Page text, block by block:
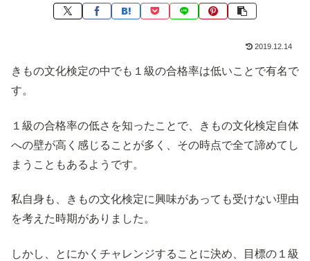
2019.12.14
きもの文化検定の中でも１級の合格率は低いことで有名で
す。
１級の合格率の低さを知ったことで、きもの文化検定自体
への壁が高く感じることが多く、その時点で全て諦めてし
まうこともあるようです。
私自身も、きもの文化検定に興味があっても受けない理由
を考えた時期がありました。
しかし、とにかくチャレンジすることに決め、目標の１級